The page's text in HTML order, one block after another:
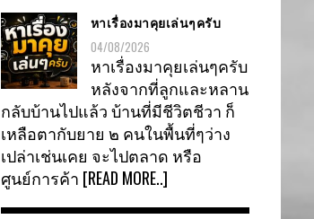
หาเรื่องมาคุยเล่นๆครับ
04/08/2026
หาเรื่องมาคุยเล่นๆครับ
หลังจากที่ลูกและหลาน
กลับบ้านไปแล้ว บ้านที่มีชีวิตชีวา ก็
เหลือตากับยาย ๒ คนในพื้นที่ๆว่าง
เปล่าเช่นเคย จะไปตลาด หรือ
ศูนย์การค้า [READ MORE..]